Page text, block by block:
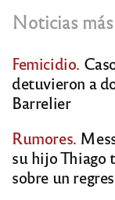
Noticias
Femicidio.
detuvieron a
Barrelier
Rumores.
su hijo Thiago
sobre un